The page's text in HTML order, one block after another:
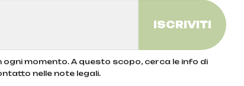
ogni momento. A questo scopo, cerca le info di
nelle note legali.